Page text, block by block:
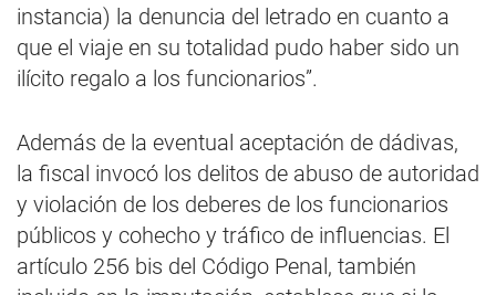
instancia) la denuncia del letrado en cuanto a
que el viaje en su totalidad pudo haber sido un
ilícito regalo a los funcionarios”.
Además de la eventual aceptación de dádivas,
la fiscal invocó los delitos de abuso de autoridad
y violación de los deberes de los funcionarios
públicos y cohecho y tráfico de influencias. El
artículo 256 bis del Código Penal, también